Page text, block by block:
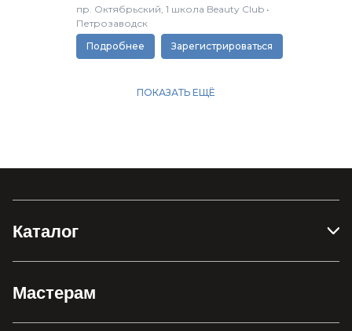
Каталог
Мастерам